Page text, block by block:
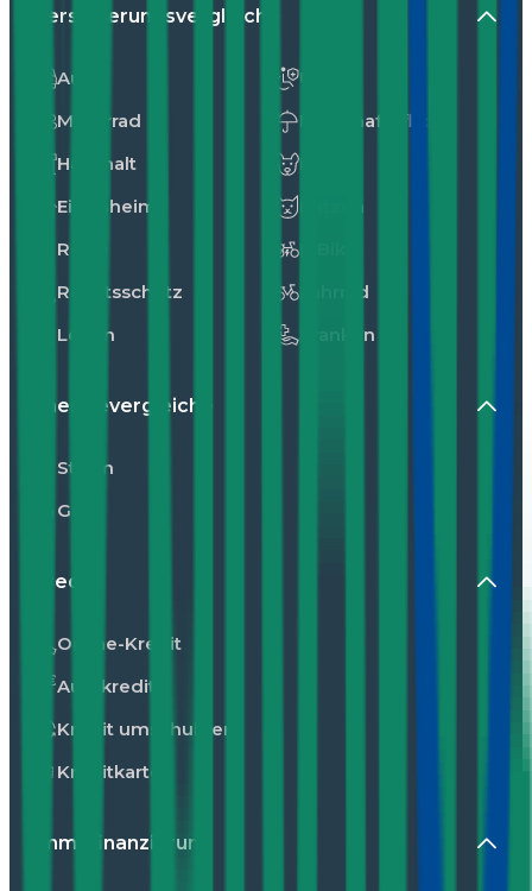
Versicherungsvergleiche
Auto
Motorrad
Haushalt
Eigenheim
Reise
Rechtsschutz
Leben
Unfall
Privathaftpflicht
Katzen
Fahrrad
Kranken
Energievergleiche
Strom
Gas
Kredit
Online-Kredit
Autokredit
Kredit umschulden
Kreditkarte
Immofinanzierung